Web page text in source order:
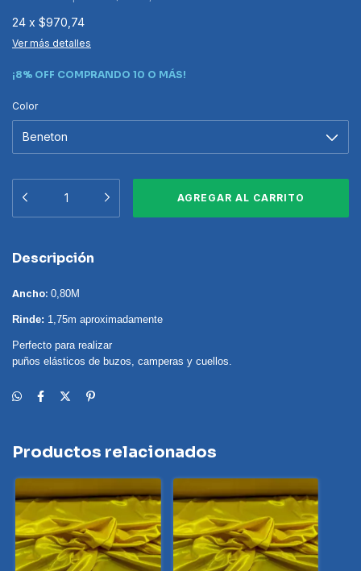
24 x $970,74
Ver más detalles
¡8% OFF COMPRANDO 10 O MÁS!
Color
Descripción
Ancho: 0,80M
Rinde: 1,75m aproximadamente
Perfecto para realizar
puños elásticos de buzos, camperas y cuellos.
Productos relacionados